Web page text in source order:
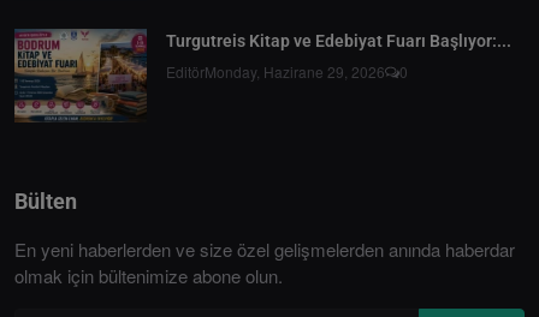
Turgutreis Kitap ve Edebiyat Fuarı Başlıyor:...
EditörMonday, Hazirane 29, 2026 0
Bülten
En yeni haberlerden ve size özel gelişmelerden anında haberdar
olmak için bültenimize abone olun.